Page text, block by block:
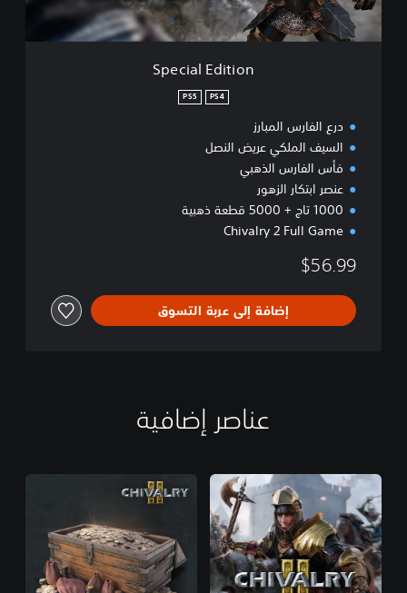
Special Edition
PS4
PS5
درع الفارس المبارز
السيف الملكي عريض النصل
فأس الفارس الذهبي
عنصر ابتكار الزهور
1000 تاج + 5000 قطعة ذهبية
Chivalry 2 Full Game
$56.99
إضافة إلى عربة التسوق
عناصر إضافية